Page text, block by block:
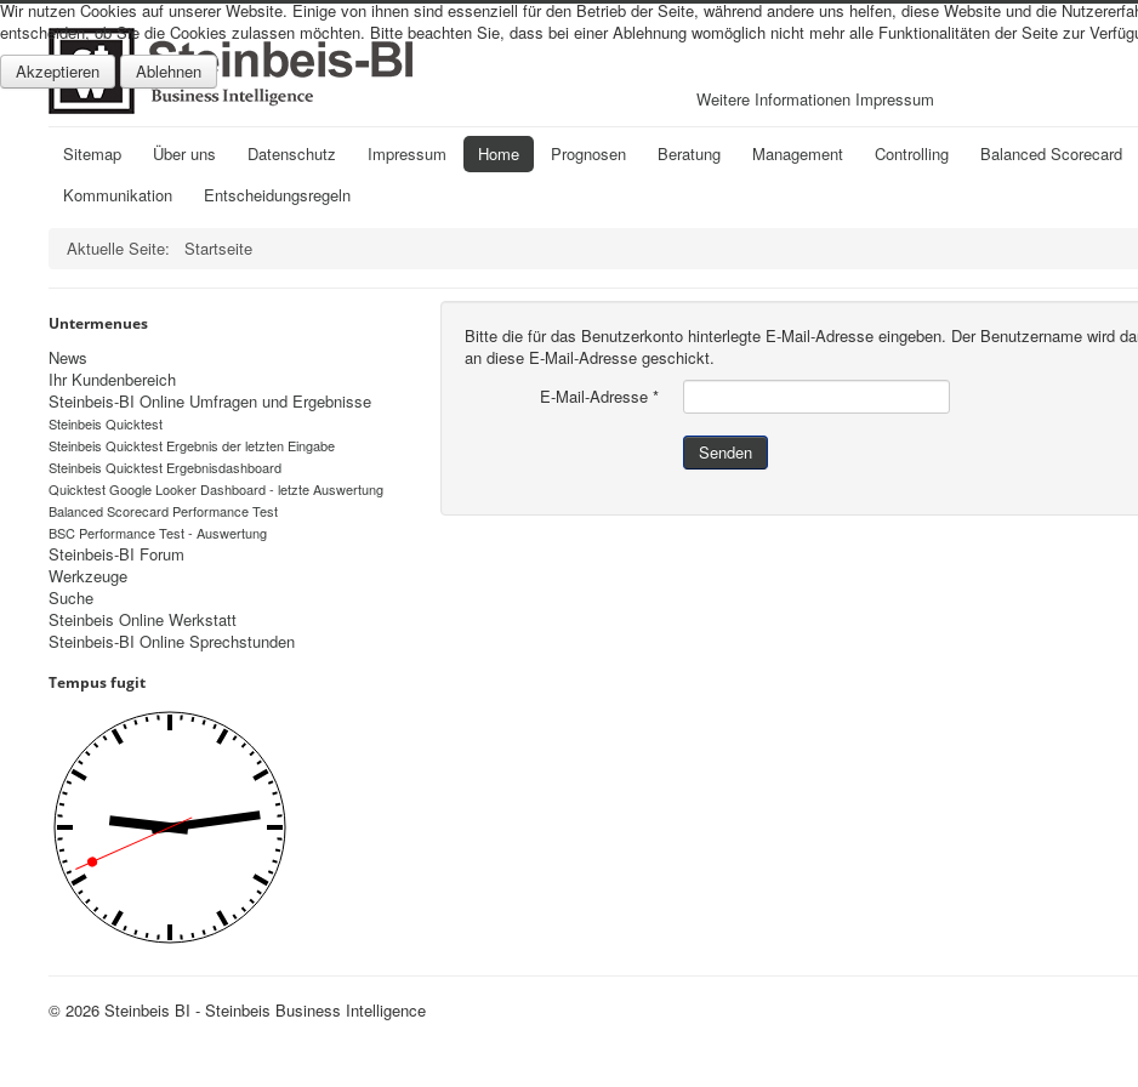
Sitemap Über uns Datenschutz Impressum Home Prognosen Beratung Management Controlling Balanced Scorecard
Kommunikation
Entscheidungsregeln
Aktuelle Seite: Startseite
Untermenues
News
Ihr Kundenbereich
Steinbeis-BI Online Umfragen und Ergebnisse
Steinbeis Quicktest
Steinbeis Quicktest Ergebnis der letzten Eingabe
Steinbeis Quicktest Ergebnisdashboard
Quicktest Google Looker Dashboard - letzte Auswertung
Balanced Scorecard Performance Test
BSC Performance Test - Auswertung
Steinbeis-BI Forum
Werkzeuge
Suche
Steinbeis Online Werkstatt
Steinbeis-BI Online Sprechstunden
Tempus fugit
Bitte die für das Benutzerkonto hinterlegte E-Mail-Adresse eingeben. Der Benutzername wird
an diese E-Mail-Adresse geschickt.
E-Mail-Adresse*
Senden
© 2026 Steinbeis BI - Steinbeis Business Intelligence
Wir nutzen Cookies auf unserer Website. Einige von ihnen sind essenziell für den Betrieb der Seite, während andere uns helfen, diese Website und die
entscheiden, ob Sie die Cookies zulassen möchten. Bitte beachten Sie, dass bei einer Ablehnung womöglich nicht mehr alle Funktionalitäten der Seite zur
Akzeptieren
Ablehnen
Weitere Informationen Impressum